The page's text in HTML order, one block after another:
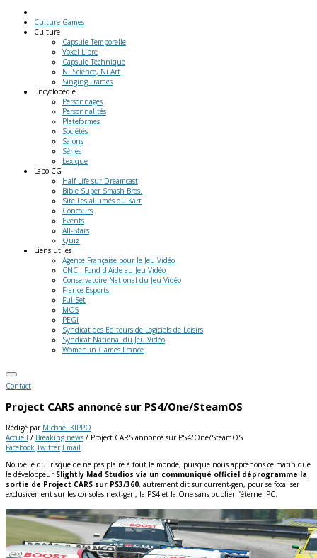
Culture Games
Culture
Capsule Temporelle
Voxel Libre
Capsule Technique
Ni Science, Ni Art
Singing Frames
Encyclopédie
Personnages
Personnalités
Plateformes
Sociétés
Salons
Séries
Lexique
Labo CG
Half Life sur Dreamcast
Bible Super Smash Bros.
Site Les allumés du Kart
Concours
Events
All-Stars
Quiz
Liens utiles
Agence Française pour le Jeu Vidéo
CNC : Fond d'Aide au Jeu Vidéo
Conservatoire National du Jeu Vidéo
France Esports
FullSet
MO5
PEGI
Syndicat des Editeurs de Logiciels de Loisirs
Syndicat National du Jeu Vidéo
Women in Games France
Contact
Project CARS annoncé sur PS4/One/SteamOS
Rédigé par Michaël KIPPO
Accueil / Breaking news / Project CARS annoncé sur PS4/One/SteamOS
Facebook Twitter Email
Nouvelle qui risque de ne pas plaire à tout le monde, puisque nous apprenons ce matin que
le développeur Slightly Mad Studios via un communiqué officiel déprogramme la
sortie de Project CARS sur PS3/360, autrement dit sur current-gen, pour se focaliser
exclusivement sur les consoles next-gen, la PS4 et la One sans oublier l’éternel PC.